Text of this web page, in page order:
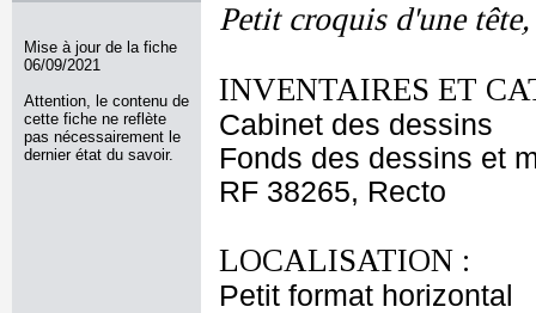
Mise à jour de la fiche
06/09/2021
Attention, le contenu de
cette fiche ne reflète
pas nécessairement le
dernier état du savoir.
Petit croquis d'une
INVENTAIRES ET
Cabinet des dessins
Fonds des dessins et
RF 38265, Recto
LOCALISATION :
Petit format horizontal